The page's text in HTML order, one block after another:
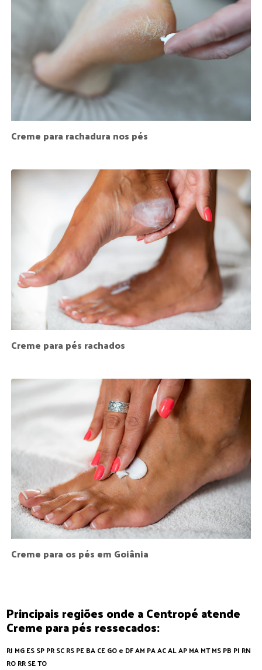
Creme para rachadura nos pés
Creme para pés rachados
Creme para os pés em Goiânia
Principais regiões onde a Centropé atende
Creme para pés ressecados:
RJ MGESSPPRSCRSPEBACEGO e DFAM PAACALAPMAMTMSPB PI RN
RORRSETO